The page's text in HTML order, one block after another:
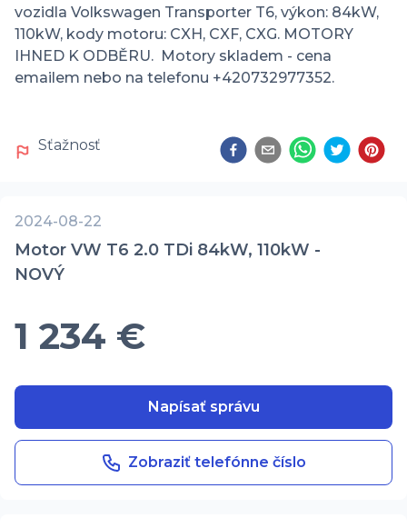
vozidla Volkswagen Transporter T6, výkon: 84kW,
110kW, kody motoru: CXH, CXF, CXG. MOTORY
IHNED K ODBĚRU.  Motory skladem - cena
emailem nebo na telefonu +420732977352.
Sťažnosť
2024-08-22
Motor VW T6 2.0 TDi 84kW, 110kW -
NOVÝ
1 234 €
Napísať správu
Zobraziť telefónne číslo